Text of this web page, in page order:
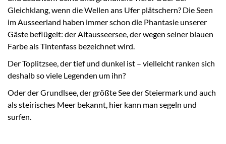
Gleichklang, wenn die Wellen ans Ufer plätschern? Die Seen
im Ausseerland haben immer schon die Phantasie unserer
Gäste beflügelt: der Altausseersee, der wegen seiner blauen
Farbe als Tintenfass bezeichnet wird.
Der Toplitzsee, der tief und dunkel ist – vielleicht ranken sich
deshalb so viele Legenden um ihn?
Oder der Grundlsee, der größte See der Steiermark und auch
als steirisches Meer bekannt, hier kann man segeln und
surfen.